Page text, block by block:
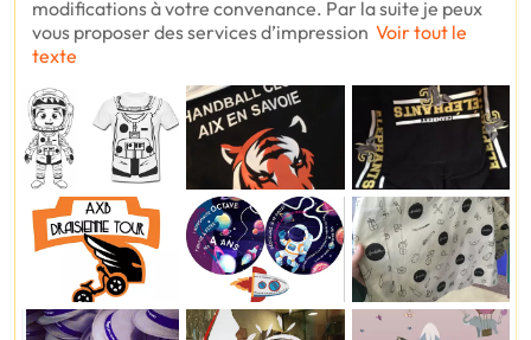
modifications à votre convenance. Par la suite je peux
vous proposer des services d’impression Voir tout le
texte